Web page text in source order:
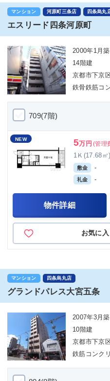
マンション 河原町三条店 四条烏丸
エスリード四条河原町
2000年1月築
14階建
京都市下京
鉄骨鉄筋コ
709(7階)
NEW 5万円 (管理
1Ｋ(17.68㎡)
敷金 -
礼金 -
物件詳細
お気に
マンション 四条烏丸店
グランドパレス大宮五条
2007年3月築
10階建
京都市下京
鉄筋コンク